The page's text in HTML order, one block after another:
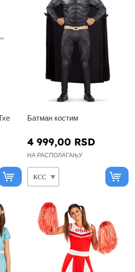
Батман костим
4 999,00 RSD
НА РАСПОЛАГАЊУ